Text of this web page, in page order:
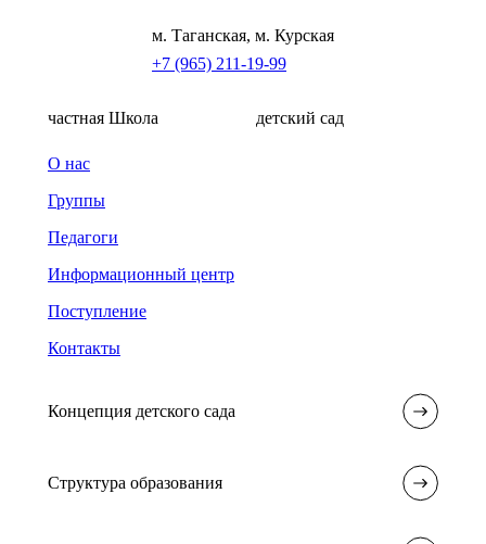
м. Таганская, м. Курская
+7 (965) 211-19-99
частная Школа детский сад
О нас
Группы
Педагоги
Информационный центр
Поступление
Контакты
Концепция детского сада
Структура образования